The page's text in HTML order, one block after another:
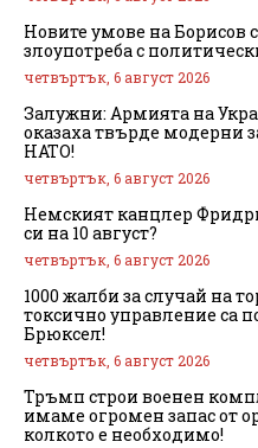
Новите умове на Борисов
злоупотреба с
четвъртък, 6 август 2026
Залужни: Армията на
оказаха твърде модерни
НАТО!
четвъртък, 6 август 2026
Немският канцлер
си на 10 август?
четвъртък, 6 август 2026
1000 жалби за случай на
токсично управление са
Брюксел!
четвъртък, 6 август 2026
Тръмп строи военен
имаме огромен запас от
колкото е необходимо!